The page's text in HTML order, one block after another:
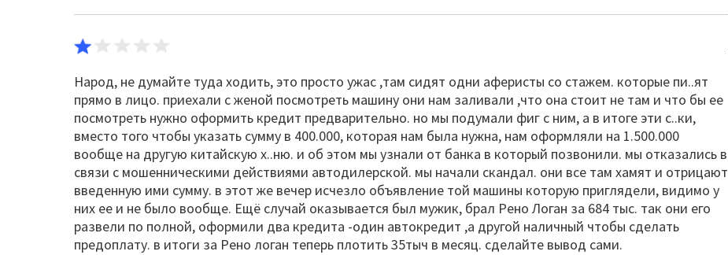
Народ, не думайте туда ходить, это просто ужас ,там сидят одни аферисты со стажем. которые пи..ят
прямо в лицо. приехали с женой посмотреть машину они нам заливали ,что она стоит не там и что бы ее
посмотреть нужно оформить кредит предварительно. но мы подумали фиг с ним, а в итоге эти с..ки,
вместо того чтобы указать сумму в 400.000, которая нам была нужна, нам оформляли на 1.500.000
вообще на другую китайскую х..ню. и об этом мы узнали от банка в который позвонили. мы отказались в
связи с мошенническими действиями автодилерской. мы начали скандал. они все там хамят и отрицают
введенную ими сумму. в этот же вечер исчезло объявление той машины которую приглядели, видимо у
них ее и не было вообще. Ещё случай оказывается был мужик, брал Рено Логан за 684 тыс. так они его
развели по полной, оформили два кредита -один автокредит ,а другой наличный чтобы сделать
предоплату. в итоги за Рено логан теперь плотить 35тыч в месяц. сделайте вывод сами.